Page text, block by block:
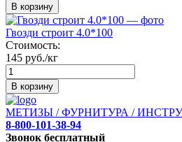
В корзину
Гвозди строит 4.0*100
Стоимость:
145 руб./кг
В корзину
МЕТИЗЫ / ФУРНИТУРА /
8-800-101-38-94
Звонок бесплатный